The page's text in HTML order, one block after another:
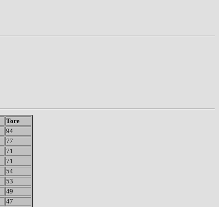
Tore
94
77
71
71
54
53
49
47